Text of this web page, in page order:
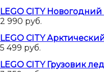
LEGO CITY
2 990 руб.
LEGO CITY
5 499 руб.
LEGO CITY Грузовик